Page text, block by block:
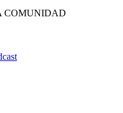
COMUNIDAD